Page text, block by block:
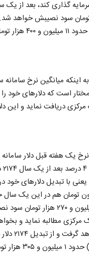
را در گزینه اول سرمایه گذاری کند،
۱۲ میلیون تومان خواهد شد و فرد ۲ میلیون تومان
یک ساله انصراف دهد، ۱۰
یک سال فرد مختار است که
از بانک مرکزی دریافت نماید و این
هفته قبل دلار سامانه
تومان دریافت می کند. یعنی با تبدیل
خواهد شد. بنابراین فرد در مجموع از گزینه دوم،
مرکزی مطالبه نماید و
تبدیل کند، از
بینی می شود بعد از یک